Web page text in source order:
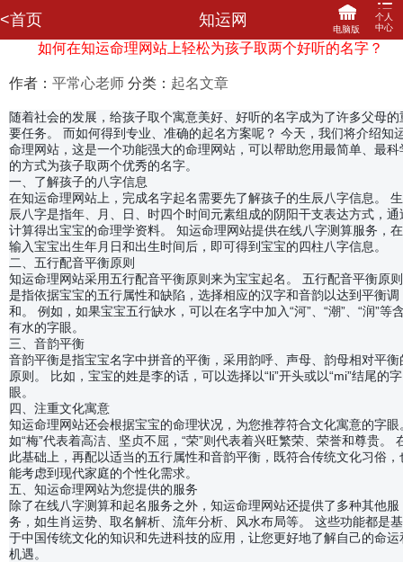
<首页 知运网
个人
中心
电脑版
登录
网站首页 咨询记录
我要评价
我的信箱 我的收藏
关联登陆
我要提现
分享赚钱 财务明细 修改密码
如何在知运命理网站上轻松为孩子取两个好听的名字？
作者： 平常心老师 分类： 起名文章
随着社会的发展，给孩子取个寓意美好、好听的名字成为了许多父母的
要任务。 而如何得到专业、准确的起名方案呢？ 今天，我们将介绍知
命理网站，这是一个功能强大的命理网站，可以帮助您用最简单、最科
的方式为孩子取两个优秀的名字。
一、了解孩子的八字信息
在知运命理网站上，完成名字起名需要先了解孩子的生辰八字信息。 生
辰八字是指年、月、日、时四个时间元素组成的阴阳干支表达方式，通
计算得出宝宝的命理学资料。 知运命理网站提供在线八字测算服务，在
输入宝宝出生年月日和出生时间后，即可得到宝宝的四柱八字信息。
二、五行配音平衡原则
知运命理网站采用五行配音平衡原则来为宝宝起名。 五行配音平衡原则
是指依据宝宝的五行属性和缺陷，选择相应的汉字和音韵以达到平衡调
和。 例如，如果宝宝五行缺水，可以在名字中加入“河”、“潮”、“润”等
有水的字眼。
三、音韵平衡
音韵平衡是指宝宝名字中拼音的平衡，采用韵呼、声母、韵母相对平衡
原则。 比如，宝宝的姓是李的话，可以选择以“li”开头或以“mi”结尾的字
眼。
四、注重文化寓意
知运命理网站还会根据宝宝的命理状况，为您推荐符合文化寓意的字眼
如“梅”代表着高洁、坚贞不屈，“荣”则代表着兴旺繁荣、荣誉和尊贵。
此基础上，再配以适当的五行属性和音韵平衡，既符合传统文化习俗，
能考虑到现代家庭的个性化需求。
五、知运命理网站为您提供的服务
除了在线八字测算和起名服务之外，知运命理网站还提供了多种其他服
务，如生肖运势、取名解析、流年分析、风水布局等。 这些功能都是基
于中国传统文化的知识和先进科技的应用，让您更好地了解自己的命运
机遇。